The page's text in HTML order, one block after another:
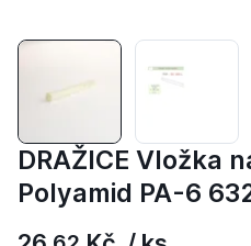
DRAŽICE Vložka
Polyamid PA-6